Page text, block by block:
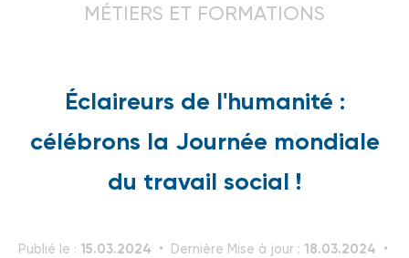
MÉTIERS ET FORMATIONS
Éclaireurs de l'humanité :
célébrons la Journée mondiale
du travail social !
Publié le : 15.03.2024 Dernière Mise à jour : 18.03.2024